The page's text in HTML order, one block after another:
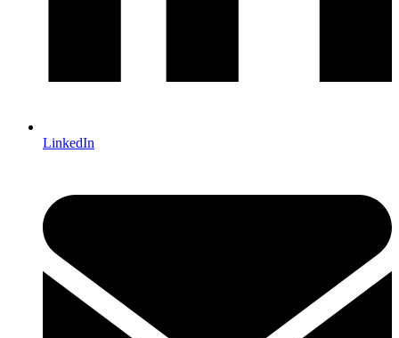
LinkedIn